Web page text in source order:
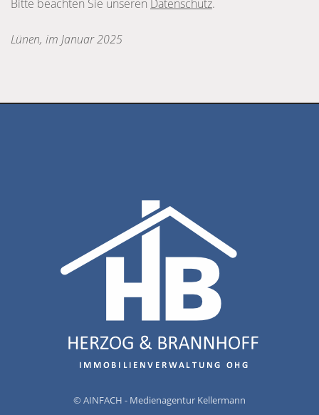
Bitte beach­ten Sie unse­ren Daten­schutz.
Lünen, im Januar 2025
© AINFACH - Medienagentur Kellermann